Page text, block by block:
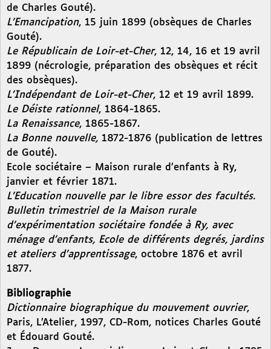
de Charles Gouté).
L’Emancipation, 15 juin 1899 (obsèques de Charles
Gouté).
Le Républicain de Loir-et-Cher, 12, 14, 16 et 19 avril
1899 (nécrologie, préparation des obsèques et récit
des obsèques).
L’Indépendant de Loir-et-Cher, 12 et 19 avril 1899.
Le Déiste rationnel, 1864-1865.
La Renaissance, 1865-1867.
La Bonne nouvelle, 1872-1876 (publication de lettres
de Gouté).
Ecole sociétaire – Maison rurale d’enfants à Ry,
janvier et février 1871.
L’Education nouvelle par le libre essor des facultés.
Bulletin trimestriel de la Maison rurale
d’expérimentation sociétaire fondée à Ry, avec
ménage d’enfants, Ecole de différents degrés, jardins
et ateliers d’apprentissage, octobre 1876 et avril
1877.
Bibliographie
Dictionnaire biographique du mouvement ouvrier,
Paris, L’Atelier, 1997, CD-Rom, notices Charles Gouté
et Édouard Gouté.